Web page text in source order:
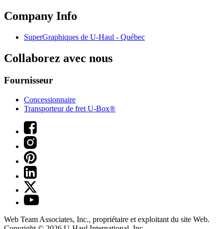
Company Info
SuperGraphiques de U-Haul - Québec
Collaborez avec nous
Fournisseur
Concessionnaire
Transporteur de fret U-Box®
Web Team Associates, Inc., propriétaire et exploitant du site Web.